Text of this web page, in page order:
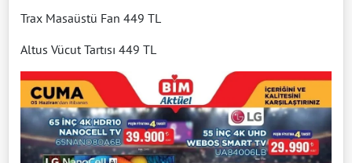
Trax Masaüstü Fan 449 TL
Altus Vücut Tartısı 449 TL